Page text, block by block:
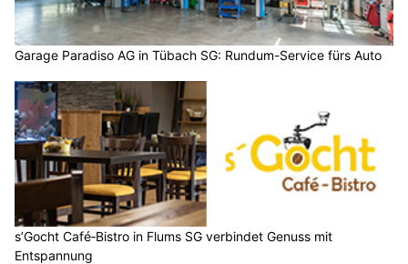
Garage Paradiso AG in Tübach SG: Rundum-Service fürs Auto
s’Gocht Café‑Bistro in Flums SG verbindet Genuss mit
Entspannung